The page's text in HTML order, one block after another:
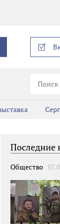
Последние
Общество